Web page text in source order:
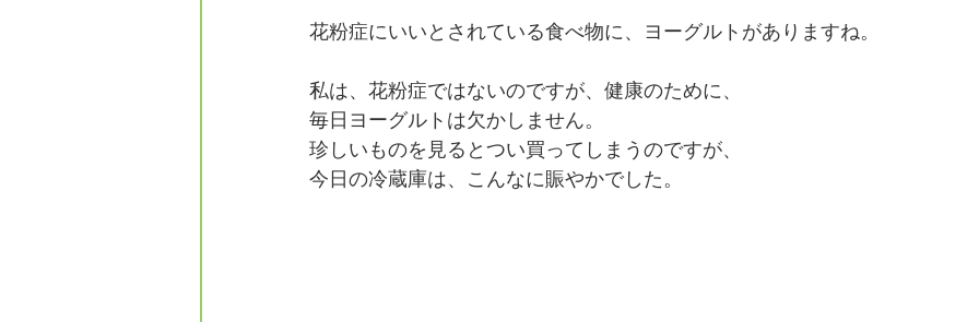
花粉症にいいとされている食べ物に、ヨーグルトがありますね。
私は、花粉症ではないのですが、健康のために、
毎日ヨーグルトは欠かしません。
珍しいものを見るとつい買ってしまうのですが、
今日の冷蔵庫は、こんなに賑やかでした。